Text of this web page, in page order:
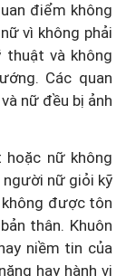
điểm không
vì không phải
và không
Các quan
nữ đều bị ảnh
hoặc nữ không
nữ giỏi kỹ
được tôn
thân. Khuôn
niềm tin của
hay hành vi